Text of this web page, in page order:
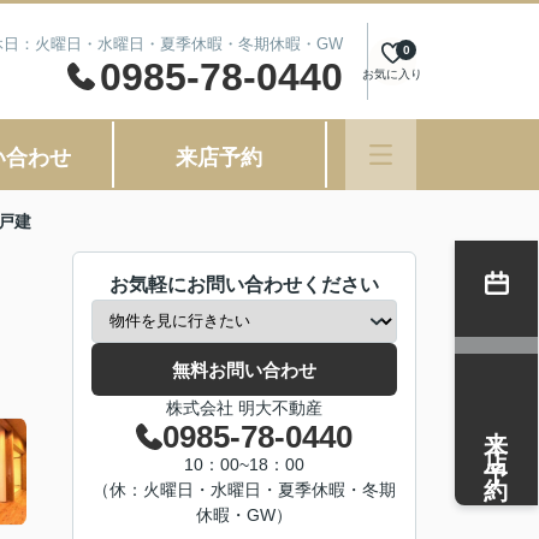
：火曜日・水曜日・夏季休暇・冬期休暇・GW
0985-78-0440 お気に入り
0
合わせ 来店予約
建
お気軽にお問い合わせください
無料お問い合わせ
株式会社 明大不動産
0985-78-0440
10：00~18：00
（休：火曜日・水曜日・夏季休暇・冬期
休暇・GW）
来店予約